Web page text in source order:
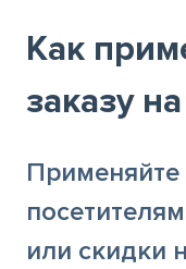
Как
заказу
Применяйте
или скидки